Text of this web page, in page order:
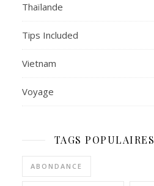
Thaïlande
Tips Included
Vietnam
Voyage
TAGS POPULAIRES
ABONDANCE